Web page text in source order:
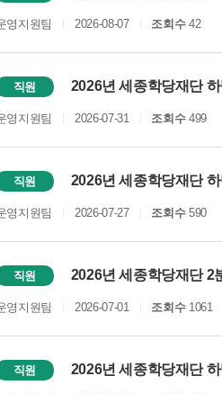
영지원팀 2026-08-07 조회수42
직원 2026년 세종학당재단
영지원팀 2026-07-31 조회수499
직원 2026년 세종학당재단
영지원팀 2026-07-27 조회수590
직원 2026년 세종학당재단 2
영지원팀 2026-07-01 조회수1061
직원 2026년 세종학당재단